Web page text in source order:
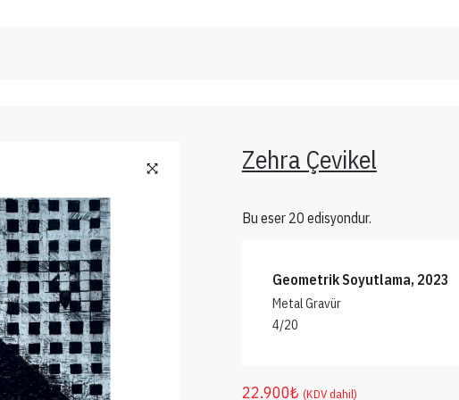
Zehra Çevikel
Bu eser 20 edisyondur.
Geometrik Soyutlama, 2023
Metal Gravür
4/20
22.900₺ (KDV dahil)